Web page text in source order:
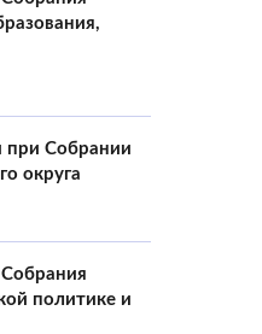
при Собрании
округа
политике и